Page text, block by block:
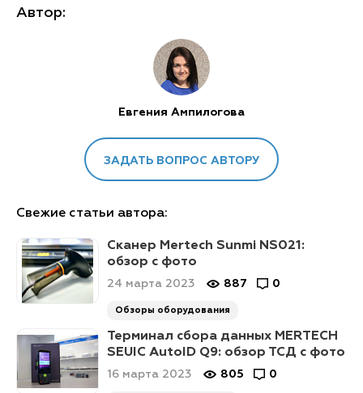
Автор:
Евгения Ампилогова
ЗАДАТЬ ВОПРОС АВТОРУ
Свежие статьи автора:
Сканер Mertech Sunmi NS021:
обзор с фото
24 марта 2023 887 0
Обзоры оборудования
Терминал сбора данных MERTECH
SEUIC AutoID Q9: обзор ТСД с фото
16 марта 2023 805 0